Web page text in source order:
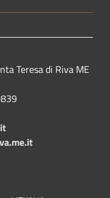
Teresa di Riva ME